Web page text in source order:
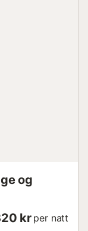
og
kr per natt